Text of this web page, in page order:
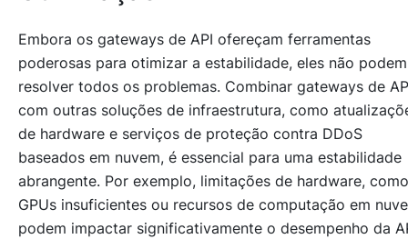
Embora os gateways de API ofereçam ferramentas
poderosas para otimizar a estabilidade, eles não podem
resolver todos os problemas. Combinar gateways de
com outras soluções de infraestrutura, como
de hardware e serviços de proteção contra DDoS
baseados em nuvem, é essencial para uma estabilidade
abrangente. Por exemplo, limitações de hardware, como
GPUs insuficientes ou recursos de computação em
podem impactar significativamente o desempenho da